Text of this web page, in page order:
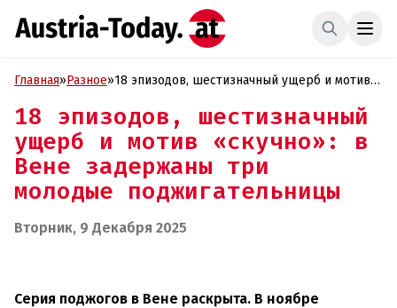
Главная»Разное»18 эпизодов, шестизначный ущерб и мотив
поджигательницы
18 эпизодов, шестизначный
ущерб и мотив «скучно»: в
Вене задержаны три
молодые поджигательницы
Вторник, 9 Декабря 2025
Серия поджогов в Вене раскрыта. В ноябре